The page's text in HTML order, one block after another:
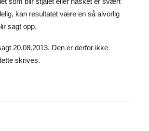
kan resultatet være en så alvorlig
sagt opp.
20.08.2013. Den er derfor ikke
skrives.